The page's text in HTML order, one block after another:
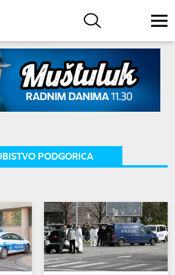
PODGORICA